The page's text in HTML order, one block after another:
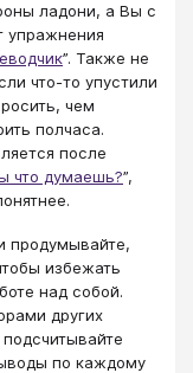
ладони, а Вы с
упражнения
”. Также не
что-то упустили
чем
полчаса.
после
что думаешь?”,
продумывайте,
избежать
над собой.
других
по каждому